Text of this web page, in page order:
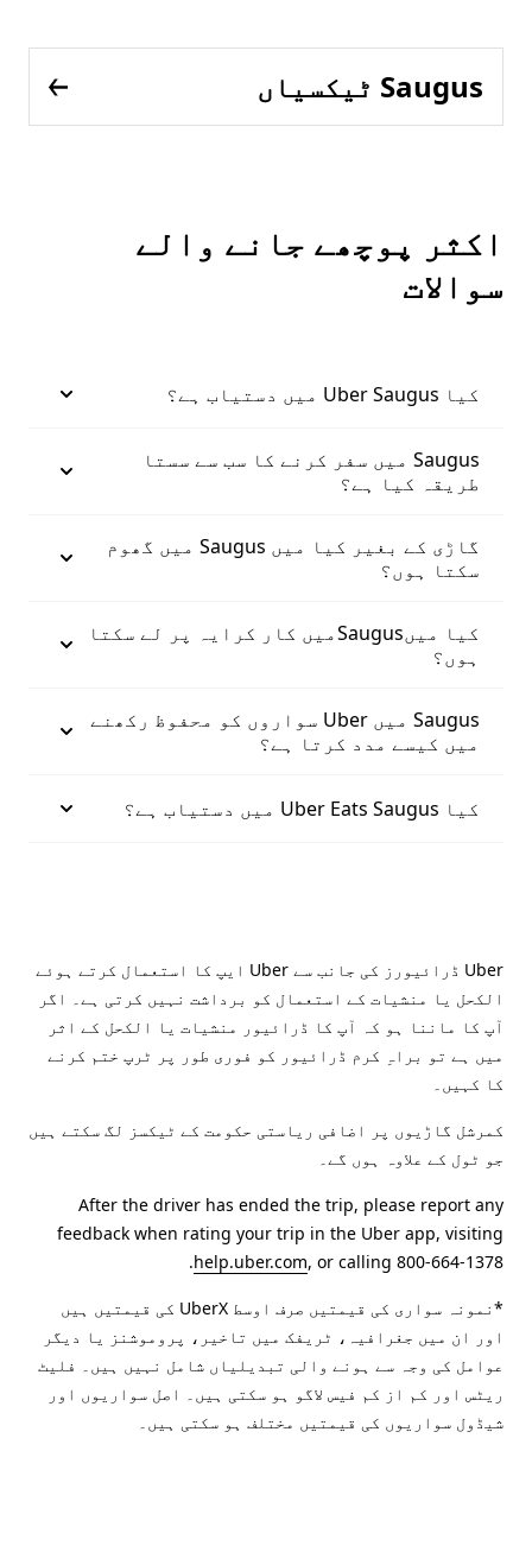
Saugus ٹیکسیاں
اکثر پوچھے جانے والے
سوالات
کیا Uber Saugus میں دستیاب ہے؟
Saugus میں سفر کرنے کا سب سے سستا
طریقہ کیا ہے؟
گاڑی کے بغیر کیا میں Saugus میں گھوم
سکتا ہوں؟
کیا میںSaugusمیں کار کرایہ پر لے سکتا
ہوں؟
Saugus میں Uber سواروں کو محفوظ رکھنے
میں کیسے مدد کرتا ہے؟
کیا Uber Eats Saugus میں دستیاب ہے؟
Uber ڈرائیورز کی جانب سے Uber ایپ کا استعمال کرتے ہوئے
الکحل یا منشیات کے استعمال کو برداشت نہیں کرتی ہے۔ اگر
آپ کا ماننا ہو کہ آپ کا ڈرائیور منشیات یا الکحل کے اثر
میں ہے تو براہِ کرم ڈرائیور کو فوری طور پر ٹرپ ختم کرنے
کا کہیں۔
کمرشل گاڑیوں پر اضافی ریاستی حکومت کے ٹیکسز لگ سکتے ہیں
جو ٹول کے علاوہ ہوں گے۔
After the driver has ended the trip, please report any
feedback when rating your trip in the Uber app, visiting
help.uber.com, or calling 800-664-1378.
*نمونہ سواری کی قیمتیں صرف اوسط UberX کی قیمتیں ہیں
اور ان میں جغرافیہ، ٹریفک میں تاخیر، پروموشنز یا دیگر
عوامل کی وجہ سے ہونے والی تبدیلیاں شامل نہیں ہیں۔ فلیٹ
ریٹس اور کم از کم فیس لاگو ہو سکتی ہیں۔ اصل سواریوں اور
شیڈول سواریوں کی قیمتیں مختلف ہو سکتی ہیں۔